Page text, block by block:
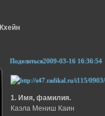
Кхейн
Поделиться2009-03-16 16:36:54
1. Имя, фамилия.
Каэла Мениш Каин